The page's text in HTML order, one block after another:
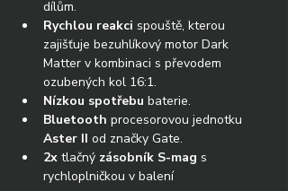
dílům.
Rychlou reakci spouště, kterou
zajišťuje bezuhlíkový motor Dark
Matter v kombinaci s převodem
ozubených kol 16:1.
Nízkou spotřebu baterie.
Bluetooth procesorovou jednotku
Aster II od značky Gate.
2x tlačný zásobník S-mag s
rychloplničkou v balení